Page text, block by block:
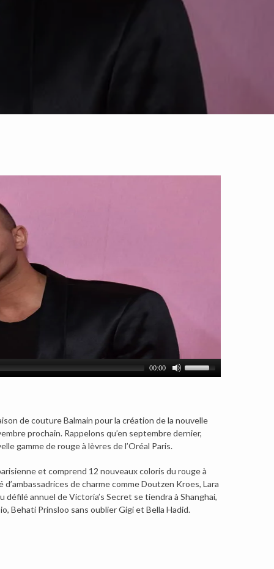
00:00
de couture Balmain pour la création de la nouvelle
prochain. Rappelons qu’en septembre dernier,
gamme de rouge à lèvres de l’Oréal Paris.
et comprend 12 nouveaux coloris du rouge à
de charme comme Doutzen Kroes, Lara
annuel de Victoria’s Secret se tiendra à Shanghai,
Behati Prinsloo sans oublier Gigi et Bella Hadid.